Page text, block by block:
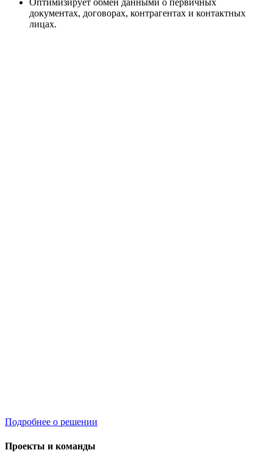
Оптимизирует обмен данными о первичных
документах, договорах, контрагентах и контактных
лицах.
Подробнее о решении
Проекты и команды